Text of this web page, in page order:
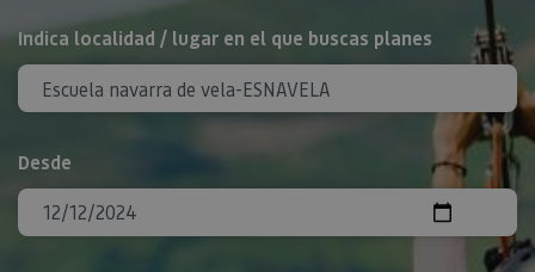
BUSCAR
Indica localidad / lugar en el que buscas planes
Desde